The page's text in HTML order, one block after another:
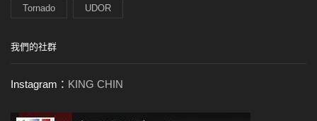
Tornado UDOR
我們的社群
Instagram： KING CHIN